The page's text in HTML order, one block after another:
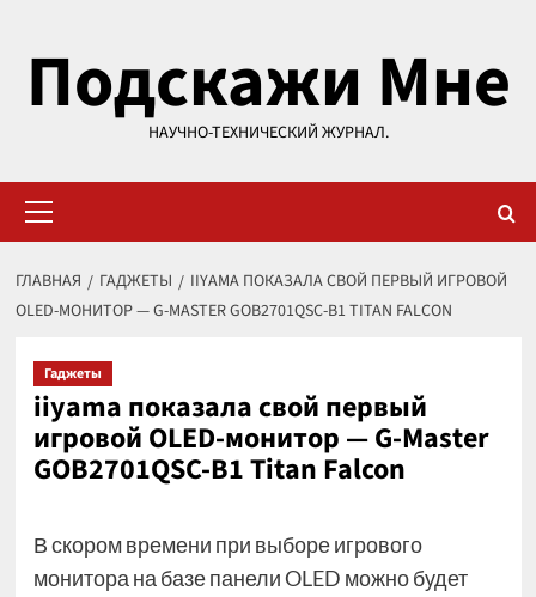
содержимому
Подскажи Мне
НАУЧНО-ТЕХНИЧЕСКИЙ ЖУРНАЛ.
меню
ГЛАВНАЯ ГАДЖЕТЫ
IIYAMA ПОКАЗАЛА СВОЙ ПЕРВЫЙ ИГРОВОЙ
OLED-МОНИТОР — G-MASTER GOB2701QSC-B1 TITAN FALCON
Гаджеты
iiyama показала свой первый
игровой OLED-монитор — G-Master
GOB2701QSC-B1 Titan Falcon
В скором времени при выборе игрового
монитора на базе панели OLED можно будет